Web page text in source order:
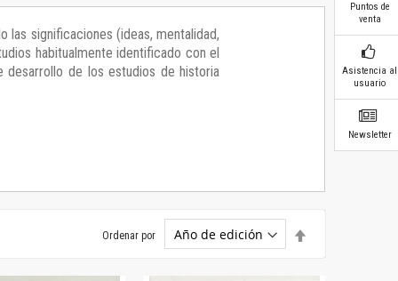
las significaciones (ideas, mentalidad,
habitualmente identificado con el
desarrollo de los estudios de historia
Ordenar por
descendente
Puntos de
venta
Asistencia al
usuario
Newsletter